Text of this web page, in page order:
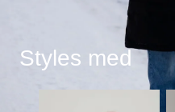
Styles med